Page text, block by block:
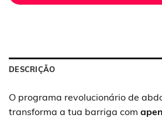
DESCRIÇÃO
O programa revolucionário de
transforma a tua barriga com